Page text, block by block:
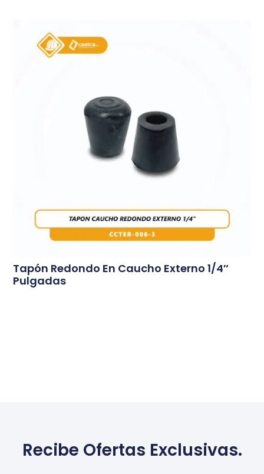
Tapón Redondo En Caucho Externo 1/4″
Pulgadas
Recibe Ofertas Exclusivas.